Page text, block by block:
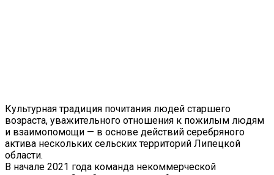
Культурная традиция почитания людей старшего
возраста, уважительного отношения к пожилым людям
и взаимопомощи — в основе действий серебряного
актива нескольких сельских территорий Липецкой
области.
В начале 2021 года команда некоммерческой